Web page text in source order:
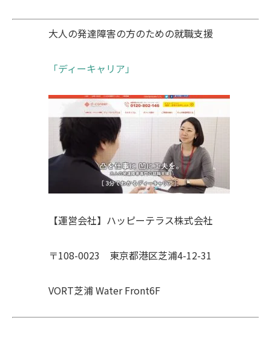
大人の発達障害の方のための就職支援
「ディーキャリア」
【運営会社】ハッピーテラス株式会社
〒108-0023 東京都港区芝浦4-12-31
VORT芝浦 Water Front6F